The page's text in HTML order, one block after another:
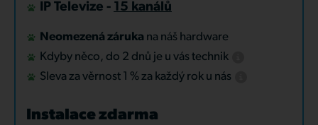
IP Televize - 15 kanálů
Neomezená záruka na náš hardware
Kdyby něco, do 2 dnů je u vás technik
Sleva za věrnost 1 % za každý rok u nás
Instalace zdarma